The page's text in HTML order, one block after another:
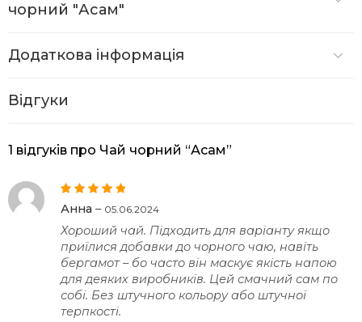
чорний "Асам"
Додаткова інформація
Відгуки
1 відгуків про Чай чорний “Асам”
Оцінено в5
Анна – 05.06.2024
Хороший чай. Підходить для варіанту якщо
приїлися добавки до чорного чаю, навіть
бергамот – бо часто він маскує якість напою
для деяких виробників. Цей смачний сам по
собі. Без штучного кольору або штучної
терпкості.